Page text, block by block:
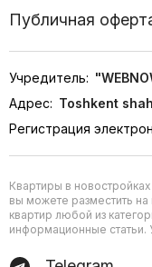
Публичная
Учредитель:
Адрес: Toshkent
Регистрация
Квартиры в
вы можете разместить
квартир любой из
информационные статьи.